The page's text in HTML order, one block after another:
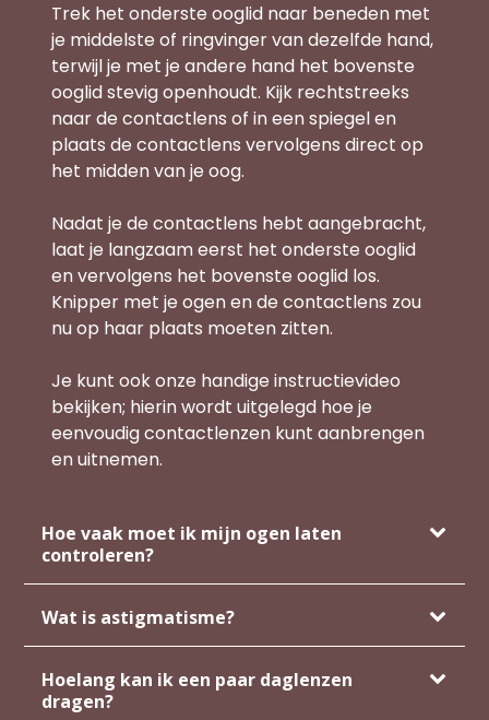
Trek het onderste ooglid naar beneden met
je middelste of ringvinger van dezelfde hand,
terwijl je met je andere hand het bovenste
ooglid stevig openhoudt. Kijk rechtstreeks
naar de contactlens of in een spiegel en
plaats de contactlens vervolgens direct op
het midden van je oog.
Nadat je de contactlens hebt aangebracht,
laat je langzaam eerst het onderste ooglid
en vervolgens het bovenste ooglid los.
Knipper met je ogen en de contactlens zou
nu op haar plaats moeten zitten.
Je kunt ook onze handige instructievideo
bekijken; hierin wordt uitgelegd hoe je
eenvoudig contactlenzen kunt aanbrengen
en uitnemen.
Hoe vaak moet ik mijn ogen laten
controleren?
Wat is astigmatisme?
Hoelang kan ik een paar daglenzen
dragen?